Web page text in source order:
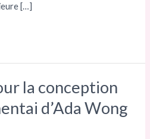
[…]
la conception
d’Ada Wong